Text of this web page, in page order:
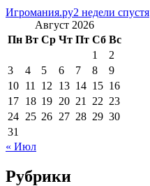
Игромания.ру2 недели спустя
Август 2026
Пн Вт Ср Чт Пт Сб Вс
1
2
3
4 5 6 7 8
9
10 11 12 13 14 15 16
17 18 19 20 21 22 23
24 25 26 27 28 29 30
31
« Июл
Рубрики